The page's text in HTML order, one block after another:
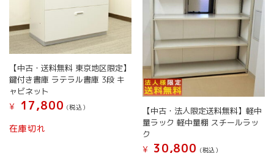
【中古・送料無料 東京地区限定】
鍵付き書庫 ラテラル書庫 3段 キ
ャビネット
¥
17,800 (税込）
在庫切れ
【中古・法人限定送料無料】軽中
量ラック 軽中量棚 スチールラッ
ク
¥
30,800 (税込）